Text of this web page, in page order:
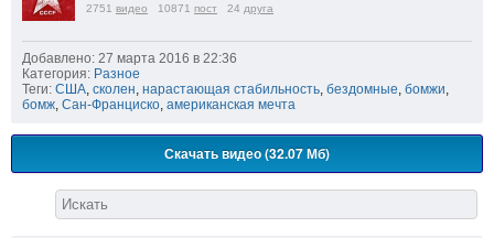
2751 видео 10871 пост 24 друга
Добавлено: 27 марта 2016 в 22:36
Категория: Разное
Теги: США, сколен, нарастающая стабильность, бездомные, бомжи,
бомж, Сан-Франциско, американская мечта
Скачать видео (32.07 Мб)